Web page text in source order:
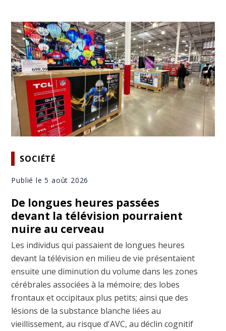
SOCIÉTÉ
Publié le 5 août 2026
De longues heures passées
devant la télévision pourraient
nuire au cerveau
Les individus qui passaient de longues heures
devant la télévision en milieu de vie présentaient
ensuite une diminution du volume dans les zones
cérébrales associées à la mémoire; des lobes
frontaux et occipitaux plus petits; ainsi que des
lésions de la substance blanche liées au
vieillissement, au risque d'AVC, au déclin cognitif